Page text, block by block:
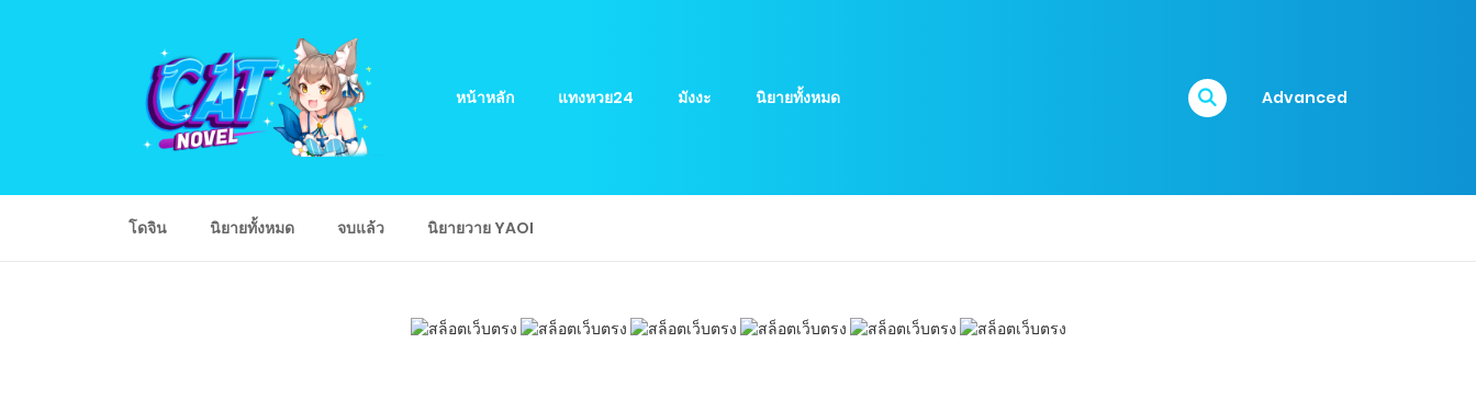
หน้าหลัก แทงหวย24 มังงะ นิยายทั้งหมด Advanced
โดจิน นิยายทั้งหมด จบแล้ว นิยายวาย YAOI